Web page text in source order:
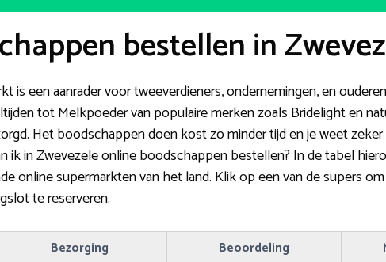
bestellen in
is een aanrader voor tweeverdieners, ondernemingen, en
tot Melkpoeder van populaire merken zoals Bridelight en
Het boodschappen doen kost zo minder tijd en je weet
ik in Zwevezele online boodschappen bestellen? In de tabel
online supermarkten van het land. Klik op een van de supers
te reserveren.
Bezorging Beoordeling